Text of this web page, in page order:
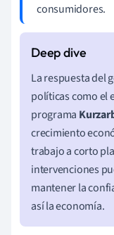
consumidores.
La respuesta del
políticas como el
programa
crecimiento
trabajo a corto
intervenciones
mantener la
así la economía.